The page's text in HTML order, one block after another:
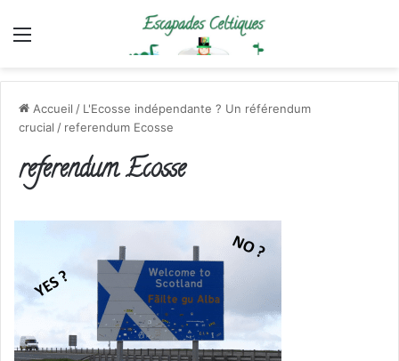
Menu
Accueil / L'Ecosse indépendante ? Un référendum
crucial / referendum Ecosse
referendum Ecosse